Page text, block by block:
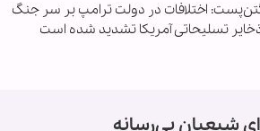
اختلافات در دولت ترامپ بر سر جنگ
تسلیحاتی آمریکا تشدید شده است
شیعیان بی‌رسانه